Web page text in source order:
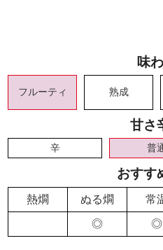
味
フルーティ 熟成
甘さ
辛 普
おすす
熱燗 ぬる燗 常
◎ ◎